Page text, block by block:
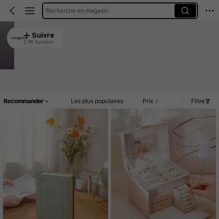
Recherche en magasin
casegrace
4.91
Suivre
2.5K Suiveurs
Recommander Les plus populaires Prix Filtre